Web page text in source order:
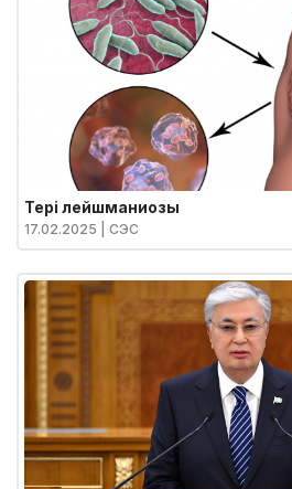
Тері лейшманиозы
17.02.2025 | СЭС